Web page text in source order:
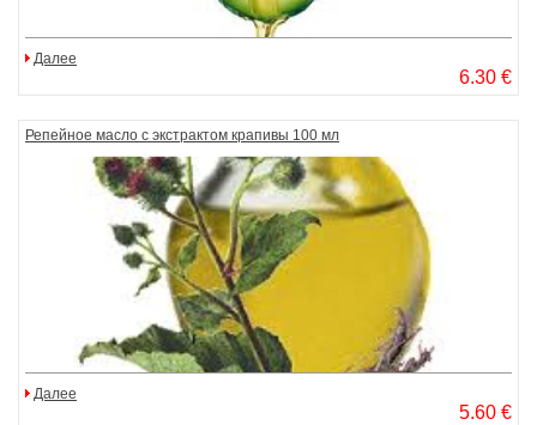
Далее
6.30 €
Репейное масло с экстрактом крапивы 100 мл
Далее
5.60 €